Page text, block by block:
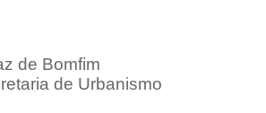
de Bomfim
de Urbanismo